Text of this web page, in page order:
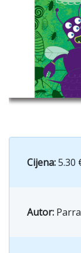
Cijena:5.30
Autor: